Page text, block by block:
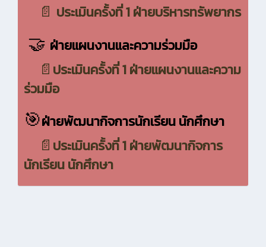
📄 ประเมินครั้งที่ 1 ฝ่ายบริหารทรัพยากร
🤝 ฝ่ายแผนงานและความร่วมมือ
📄 ประเมินครั้งที่ 1 ฝ่ายแผนงานและความ
ร่วมมือ
🎯ฝ่ายพัฒนากิจการนักเรียน นักศึกษา
📄 ประเมินครั้งที่ 1 ฝ่ายพัฒนากิจการ
นักเรียน นักศึกษา